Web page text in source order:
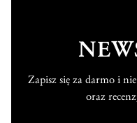
Zapisz się za darmo i
oraz